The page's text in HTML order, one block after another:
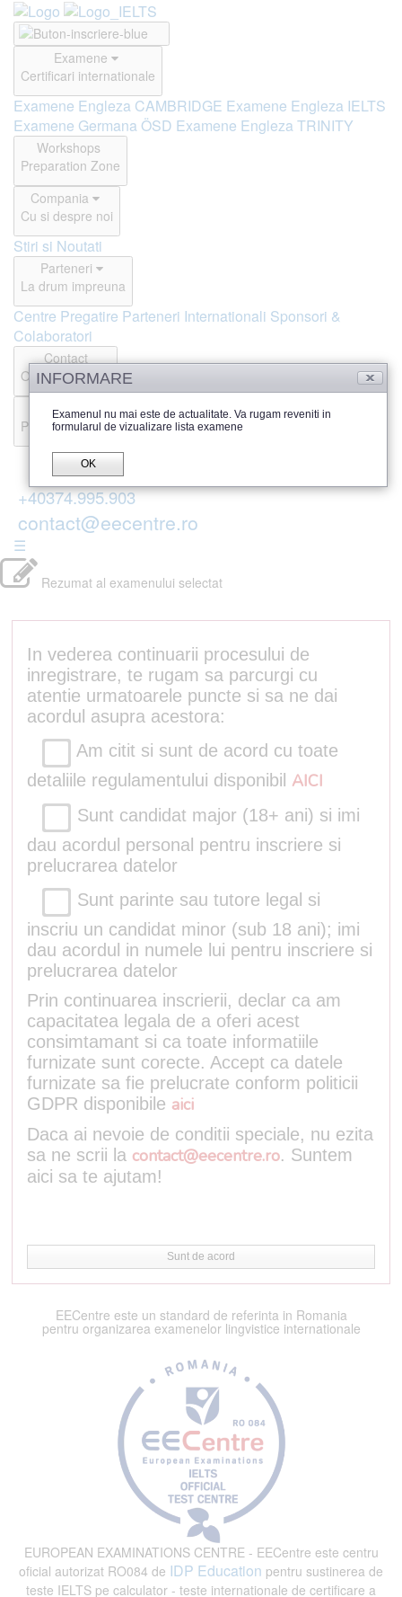
Examene
Certificari internationale
Examene Engleza CAMBRIDGE Examene Engleza IELTS
Examene Germana ÖSD Examene Engleza TRINITY
Workshops
Preparation Zone
Compania
Cu si despre noi
Stiri si Noutati
Parteneri
La drum impreuna
Centre Pregatire Parteneri Internationali Sponsori &
Colaboratori
Contact
Offline si Online
Recenzii
Parerea publicului
+40374.995.903
contact@eecentre.ro
☰
Rezumat al examenului selectat
In vederea continuarii procesului de
inregistrare, te rugam sa parcurgi cu
atentie urmatoarele puncte si sa ne dai
acordul asupra acestora:
Am citit si sunt de acord cu toate
detaliile regulamentului disponibil AICI
Sunt candidat major (18+ ani) si imi
dau acordul personal pentru inscriere si
prelucrarea datelor
Sunt parinte sau tutore legal si
inscriu un candidat minor (sub 18 ani); imi
dau acordul in numele lui pentru inscriere si
prelucrarea datelor
Prin continuarea inscrierii, declar ca am
capacitatea legala de a oferi acest
consimtamant si ca toate informatiile
furnizate sunt corecte. Accept ca datele
furnizate sa fie prelucrate conform politicii
GDPR disponibile aici
Daca ai nevoie de conditii speciale, nu ezita
sa ne scrii la contact@eecentre.ro. Suntem
aici sa te ajutam!
Sunt de acord
EECentre este un standard de referinta in Romania
pentru organizarea examenelor lingvistice internationale
EUROPEAN EXAMINATIONS CENTRE - EECentre este centru
oficial autorizat RO084 de IDP Education pentru sustinerea de
teste IELTS pe calculator - teste internationale de certificare a
INFORMARE
Examenul nu mai este de actualitate. Va rugam reveniti in
formularul de vizualizare lista examene
OK